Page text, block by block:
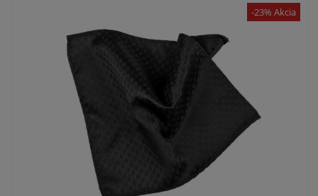
-23% Akcia